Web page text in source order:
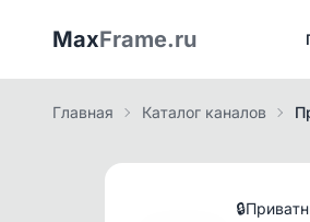
MaxFrame.ru
Главная Каталог каналов
🔒